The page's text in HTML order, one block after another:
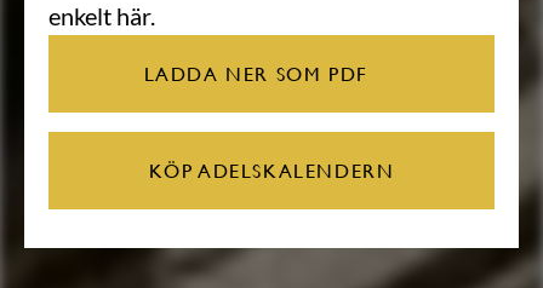
enkelt här.
LADDA NER SOM PDF
KÖP ADELSKALENDERN